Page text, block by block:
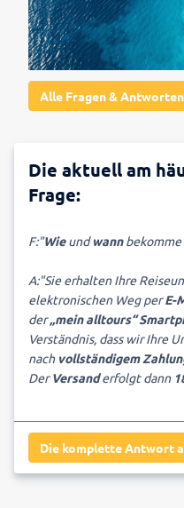
Alle Fragen & Antworten
Die aktuell am
Frage:
F:"Wieundwannbekomme
A:"Sie erhalten Ihre
elektronischen Weg perE-
der„mein alltours“
Verständnis, dass wir Ihre
nach vollständigem
DerVersanderfolgt dann
Die komplette Antwort